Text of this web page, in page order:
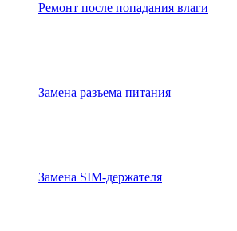
Ремонт после попадания влаги
Замена разъема питания
Замена SIM-держателя